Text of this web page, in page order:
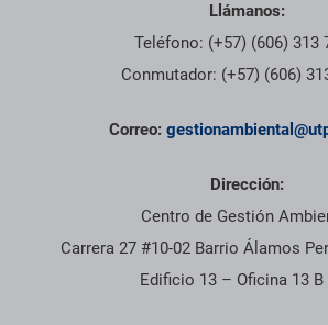
Llámanos:
Teléfono: (+57) (606) 313
Conmutador: (+57) (606)
Correo:
Dirección:
Centro de Gestión
Carrera 27 #10-02 Barrio Álamos
Edificio 13 – Oficina 13 B